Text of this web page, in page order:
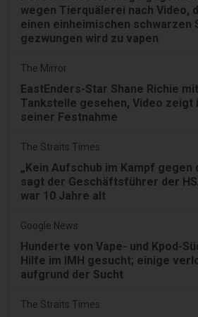
wegen Tierquälerei nach Video,
einen einheimischen schwarzen
gezwungen wird zu vapen
The Mirror
EastEnders-Star Shane Richie
Tankstelle gesehen, Video zeigt
seiner Festnahme
The Straits Times
„Kein Aufschub im Kampf gegen
sagt der Geschäftsführer der
war 10 Jahre alt
Google News
Hunderte von Vape- und Kpod-
Hilfe im IMH gesucht; einige
aufgrund der Sucht
The Straits Times